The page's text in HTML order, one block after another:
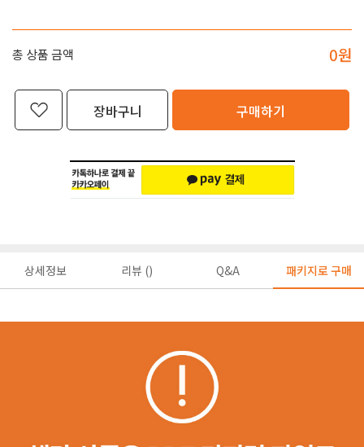
총 상품 금액 0원
장바구니 구매하기
상세정보 리뷰 () Q&A 패키지로 구매